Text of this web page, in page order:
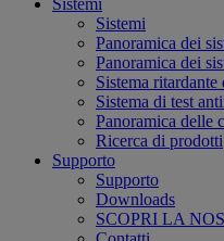
Sistemi
Sistemi
Panoramica dei
Panoramica dei
Sistema ritardante
Sistema di test
Panoramica delle
Ricerca di prodotti
Supporto
Supporto
Downloads
SCOPRI LA